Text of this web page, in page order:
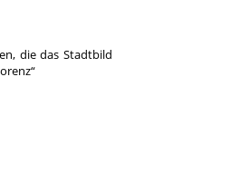
die das Stadtbild